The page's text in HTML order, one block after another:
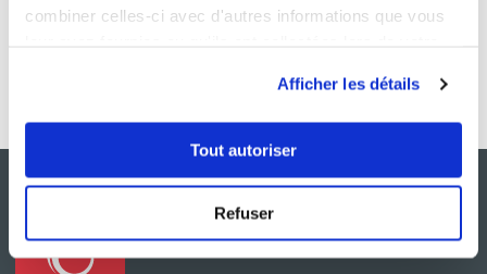
combiner celles-ci avec d'autres informations que vous
Afficher les détails
Tout autoriser
Refuser